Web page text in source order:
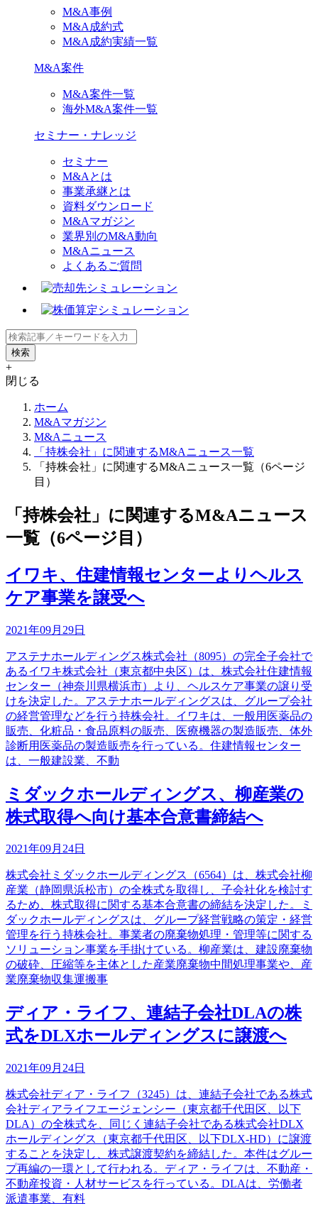
M&A事例
M&A成約式
M&A成約実績一覧
M&A案件
M&A案件一覧
海外M&A案件一覧
セミナー・ナレッジ
セミナー
M&Aとは
事業承継とは
資料ダウンロード
M&Aマガジン
業界別のM&A動向
M&Aニュース
よくあるご質問
+
閉じる
ホーム
M&Aマガジン
M&Aニュース
「持株会社」に関連するM&Aニュース一覧
「持株会社」に関連するM&Aニュース一覧（6ページ
目）
「持株会社」に関連するM&Aニュース
一覧（6ページ目）
イワキ、住建情報センターよりヘルス
ケア事業を譲受へ
2021年09月29日
アステナホールディングス株式会社（8095）の完全子会社で
あるイワキ株式会社（東京都中央区）は、株式会社住建情報
センター（神奈川県横浜市）より、ヘルスケア事業の譲り受
けを決定した。アステナホールディングスは、グループ会社
の経営管理などを行う持株会社。イワキは、一般用医薬品の
販売、化粧品・食品原料の販売、医療機器の製造販売、体外
診断用医薬品の製造販売を行っている。住建情報センター
は、一般建設業、不動
ミダックホールディングス、柳産業の
株式取得へ向け基本合意書締結へ
2021年09月24日
株式会社ミダックホールディングス（6564）は、株式会社柳
産業（静岡県浜松市）の全株式を取得し、子会社化を検討す
るため、株式取得に関する基本合意書の締結を決定した。ミ
ダックホールディングスは、グループ経営戦略の策定・経営
管理を行う持株会社。事業者の廃棄物処理・管理等に関する
ソリューション事業を手掛けている。柳産業は、建設廃棄物
の破砕、圧縮等を主体とした産業廃棄物中間処理事業や、産
業廃棄物収集運搬事
ディア・ライフ、連結子会社DLAの株
式をDLXホールディングスに譲渡へ
2021年09月24日
株式会社ディア・ライフ（3245）は、連結子会社である株式
会社ディアライフエージェンシー（東京都千代田区、以下
DLA）の全株式を、同じく連結子会社である株式会社DLX
ホールディングス（東京都千代田区、以下DLX-HD）に譲渡
することを決定し、株式譲渡契約を締結した。本件はグルー
プ再編の一環として行われる。ディア・ライフは、不動産・
不動産投資・人材サービスを行っている。DLAは、労働者
派遣事業、有料